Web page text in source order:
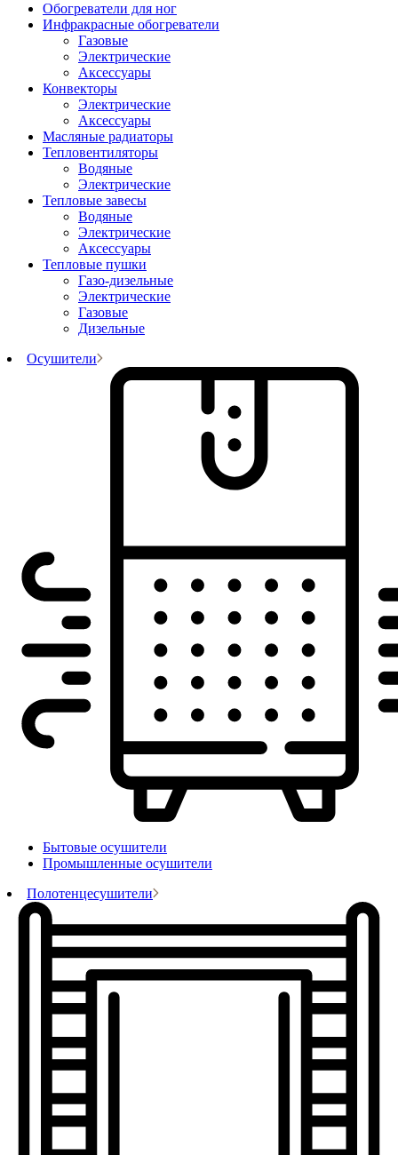
Обогреватели для ног
Инфракрасные обогреватели
Газовые
Электрические
Аксессуары
Конвекторы
Электрические
Аксессуары
Масляные радиаторы
Тепловентиляторы
Водяные
Электрические
Тепловые завесы
Водяные
Электрические
Аксессуары
Тепловые пушки
Газо-дизельные
Электрические
Газовые
Дизельные
Осушители
Бытовые осушители
Промышленные осушители
Полотенцесушители